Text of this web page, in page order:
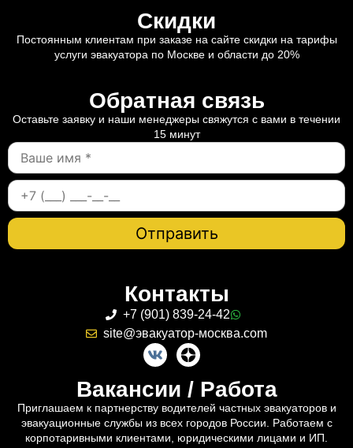
Скидки
Постоянным клиентам при заказе на сайте скидки на тарифы
услуги эвакуатора по Москве и области до 20%
Обратная связь
Оставьте заявку и наши менеджеры свяжутся с вами в течении
15 минут
Контакты
+7 (901) 839-24-42
site@эвакуатор-москва.com
Вакансии / Работа
Приглашаем к партнерству водителей частных эвакуаторов и
эвакуационные службы из всех городов России. Работаем с
корпотаривными клиентами, юридическими лицами и ИП.